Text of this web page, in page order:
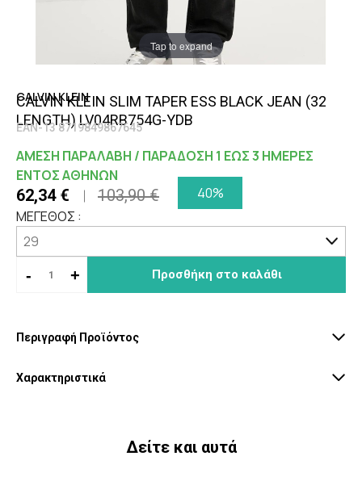
Tap to expand
CALVIN KLEIN
CALVIN KLEIN SLIM TAPER ESS BLACK JEAN (32
LENGTH) LV04RB754G-YDB
EAN-13 8719849867645
ΑΜΕΣΗ ΠΑΡΑΛΑΒΗ / ΠΑΡΑΔΟΣΗ 1 ΕΩΣ 3 ΗΜΕΡΕΣ
ΕΝΤΟΣ ΑΘΗΝΩΝ
62,34 € 103,90 €
40%
ΜΕΓΕΘΟΣ :
- + Προσθήκη στο καλάθι
Περιγραφή Προϊόντος
Χαρακτηριστικά
Δείτε και αυτά